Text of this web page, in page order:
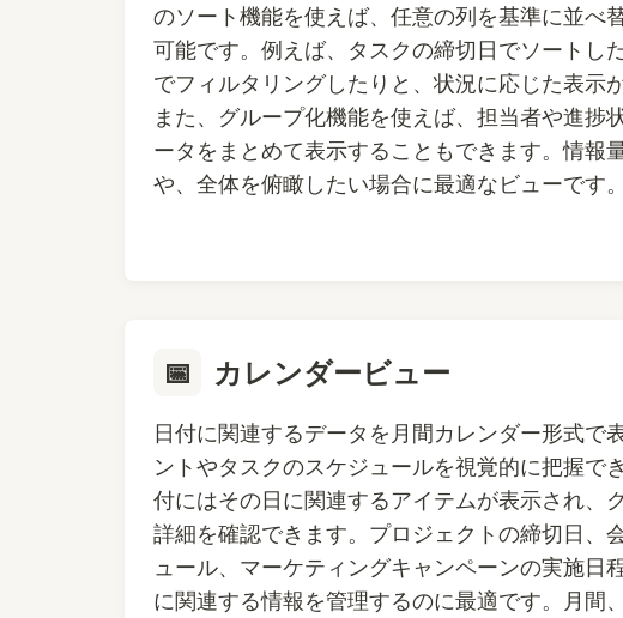
のソート機能を使えば、任意の列を基準に並べ
可能です。例えば、タスクの締切日でソートし
でフィルタリングしたりと、状況に応じた表示
また、グループ化機能を使えば、担当者や進捗
ータをまとめて表示することもできます。情報
や、全体を俯瞰したい場合に最適なビューです。
📅 カレンダービュー
日付に関連するデータを月間カレンダー形式で
ントやタスクのスケジュールを視覚的に把握で
付にはその日に関連するアイテムが表示され、
詳細を確認できます。プロジェクトの締切日、
ュール、マーケティングキャンペーンの実施日
に関連する情報を管理するのに最適です。月間